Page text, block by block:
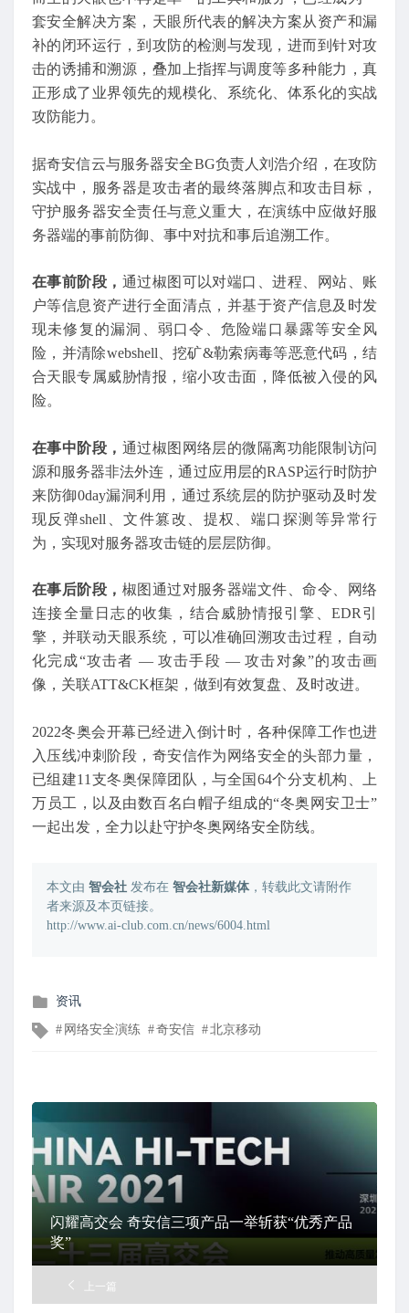
套安全解决方案，天眼所代表的解决方案从资产和漏
补的闭环运行，到攻防的检测与发现，进而到针对攻
击的诱捕和溯源，叠加上指挥与调度等多种能力，真
正形成了业界领先的规模化、系统化、体系化的实战
攻防能力。
据奇安信云与服务器安全BG负责人刘浩介绍，在攻防
实战中，服务器是攻击者的最终落脚点和攻击目标，
守护服务器安全责任与意义重大，在演练中应做好服
务器端的事前防御、事中对抗和事后追溯工作。
在事前阶段， 通过椒图可以对端口、进程、网站、账
户等信息资产进行全面清点，并基于资产信息及时发
现未修复的漏洞、弱口令、危险端口暴露等安全风
险，并清除webshell、挖矿&勒索病毒等恶意代码，结
合天眼专属威胁情报，缩小攻击面，降低被入侵的风
险。
在事中阶段， 通过椒图网络层的微隔离功能限制访问
源和服务器非法外连，通过应用层的RASP运行时防护
来防御0day漏洞利用，通过系统层的防护驱动及时发
现反弹shell、文件篡改、提权、端口探测等异常行
为，实现对服务器攻击链的层层防御。
在事后阶段， 椒图通过对服务器端文件、命令、网络
连接全量日志的收集，结合威胁情报引擎、EDR引
擎，并联动天眼系统，可以准确回溯攻击过程，自动
化完成“攻击者 — 攻击手段 — 攻击对象”的攻击画
像，关联ATT&CK框架，做到有效复盘、及时改进。
2022冬奥会开幕已经进入倒计时，各种保障工作也进
入压线冲刺阶段，奇安信作为网络安全的头部力量，
已组建11支冬奥保障团队，与全国64个分支机构、上
万员工，以及由数百名白帽子组成的“冬奥网安卫士”
一起出发，全力以赴守护冬奥网络安全防线。
本文由 智会社 发布在 智会社新媒体，转载此文请附作
者来源及本页链接。
http://www.ai-club.com.cn/news/6004.html
发
在
资讯
文 网络安全演练 奇安信 北京移动
闪耀高交会 奇安信三项产品一举斩获“优秀产品
奖”
上一篇